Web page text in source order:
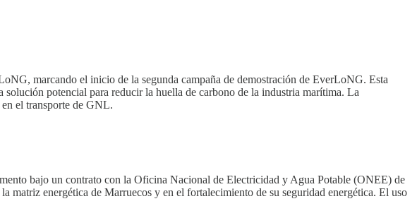
marcando el inicio de la segunda campaña de demostración de EverLoNG. Esta
potencial para reducir la huella de carbono de la industria marítima. La
el transporte de GNL.
bajo un contrato con la Oficina Nacional de Electricidad y Agua Potable (ONEE) de
matriz energética de Marruecos y en el fortalecimiento de su seguridad energética. El uso